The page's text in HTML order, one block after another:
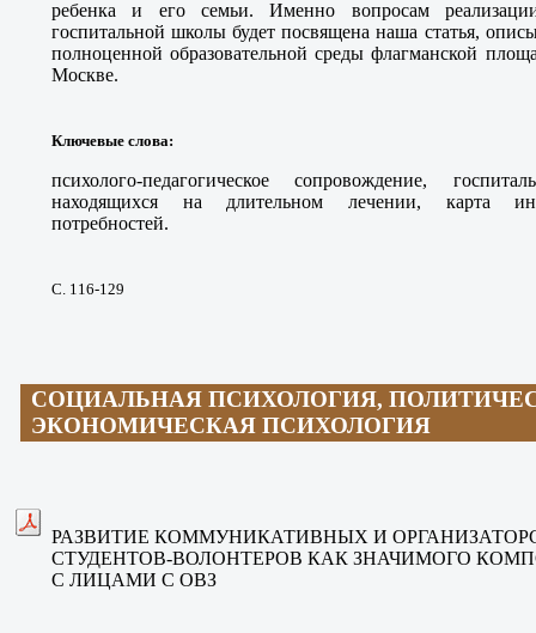
ребенка и его семьи. Именно вопросам
госпитальной школы будет посвящена наша статья,
полноценной образовательной среды флагманской
Москве.
Ключевые слова:
психолого-педагогическое сопровождение,
находящихся на длительном лечении, карта
потребностей.
С. 116-129
СОЦИАЛЬНАЯ ПСИХОЛОГИЯ,
ЭКОНОМИЧЕСКАЯ ПСИХОЛОГИЯ
РАЗВИТИЕ КОММУНИКАТИВНЫХ И
СТУДЕНТОВ-ВОЛОНТЕРОВ КАК ЗНАЧИМОГО
С ЛИЦАМИ С ОВЗ